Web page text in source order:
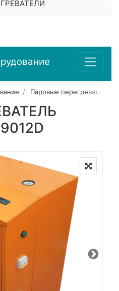
Паровые перегреватели